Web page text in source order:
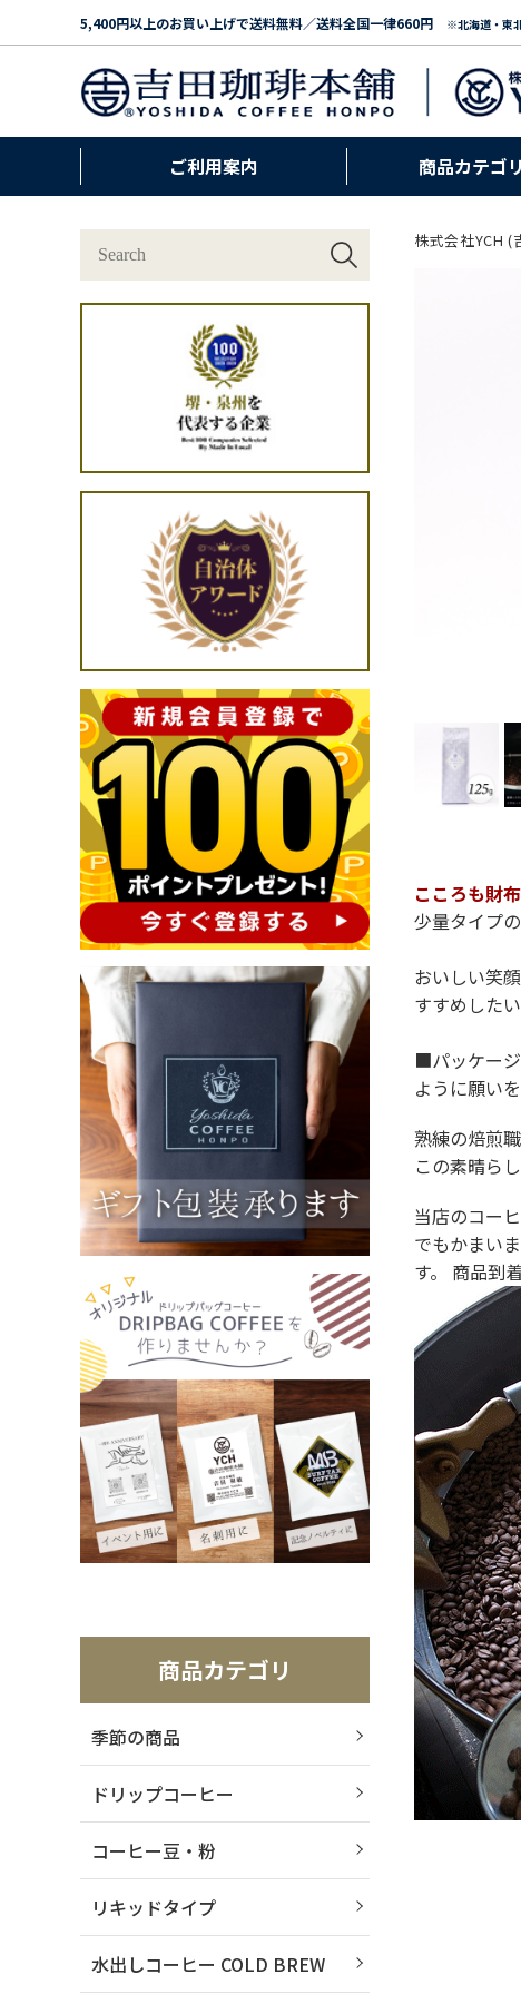
5,400円以上のお買い上げで送料無料／送料全国一律660円 ※北海道・東
ご利用案内 商品カテゴ
株式会社YCH (
こころも財
少量タイプ
おいしい笑
すすめしたい
■パッケー
ように願い
熟練の焙煎
この素晴ら
当店のコー
でもかまい
す。 商品到
商品カテゴリ
季節の商品
ドリップコーヒー
コーヒー豆・粉
リキッドタイプ
水出しコーヒー COLD BREW